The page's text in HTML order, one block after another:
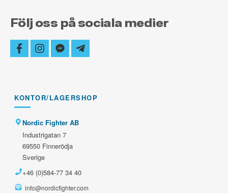
Följ oss på sociala medier
facebookinstagram
facebook-
messenger
telegram-
plane
KONTOR/LAGERSHOP
Nordic Fighter AB
Industrigatan 7
69550 Finnerödja
Sverige
+46 (0)584-77 34 40
info@nordicfighter.com